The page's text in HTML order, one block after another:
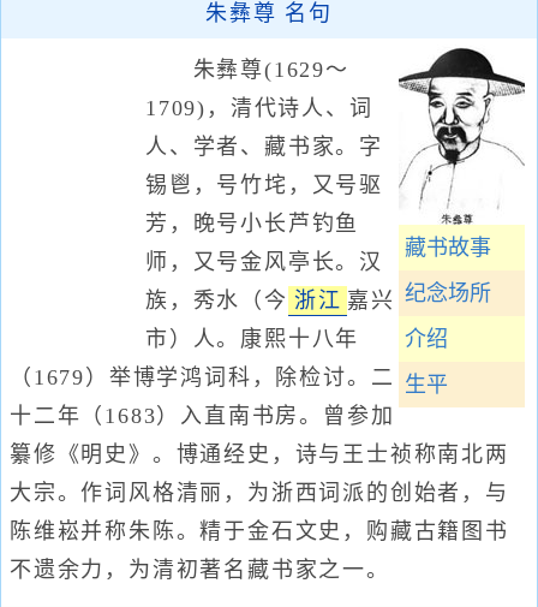
朱彝尊 名句
藏书故事
纪念场所
介绍
生平
朱彝尊(1629～
1709)，清代诗人、词
人、学者、藏书家。字
锡鬯，号竹垞，又号驱
芳，晚号小长芦钓鱼
师，又号金风亭长。汉
族，秀水（今 浙江 嘉兴
市）人。康熙十八年
（1679）举博学鸿词科，除检讨。二
十二年（1683）入直南书房。曾参加
纂修《明史》。博通经史，诗与王士祯称南北两
大宗。作词风格清丽，为浙西词派的创始者，与
陈维崧并称朱陈。精于金石文史，购藏古籍图书
不遗余力，为清初著名藏书家之一。